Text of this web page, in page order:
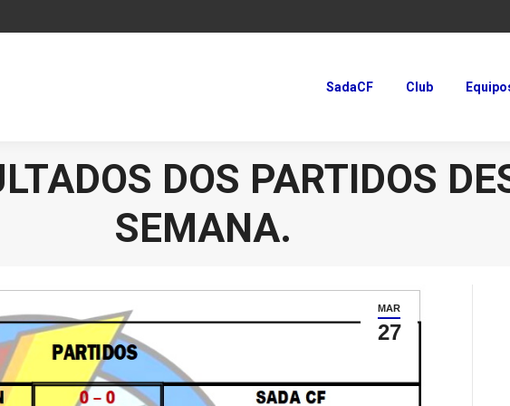
SadaCF Club
DOS PARTIDOS
SEMANA.
MAR
27
SadaCF Club